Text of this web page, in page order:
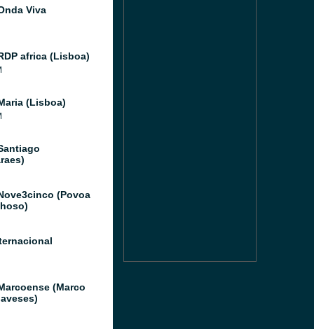
Viva
africa (Lisboa)
(Lisboa)
(Povoa
(Marco